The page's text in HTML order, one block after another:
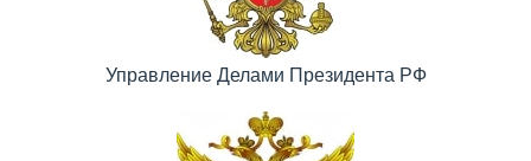
Управление Делами Президента РФ